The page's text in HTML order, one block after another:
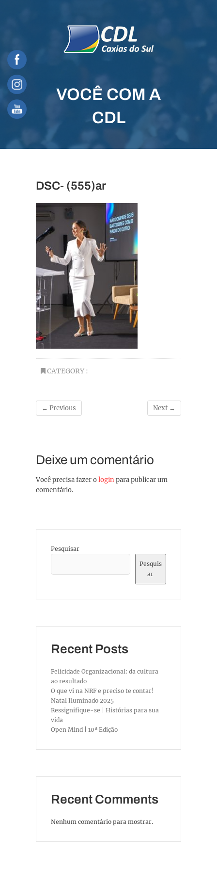
VOCÊ COM A
CDL
DSC- (555)ar
CATEGORY :
← Previous Next →
Deixe um comentário
Você precisa fazer ologinpara publicar um
comentário.
Pesquisar
Pesquis
ar
Recent Posts
Felicidade Organizacional: da cultura
ao resultado
O que vi na NRF e preciso te contar!
Natal Iluminado 2025
Ressignifique-se | Histórias para sua
vida
Open Mind | 10ª Edição
Recent Comments
Nenhum comentário para mostrar.